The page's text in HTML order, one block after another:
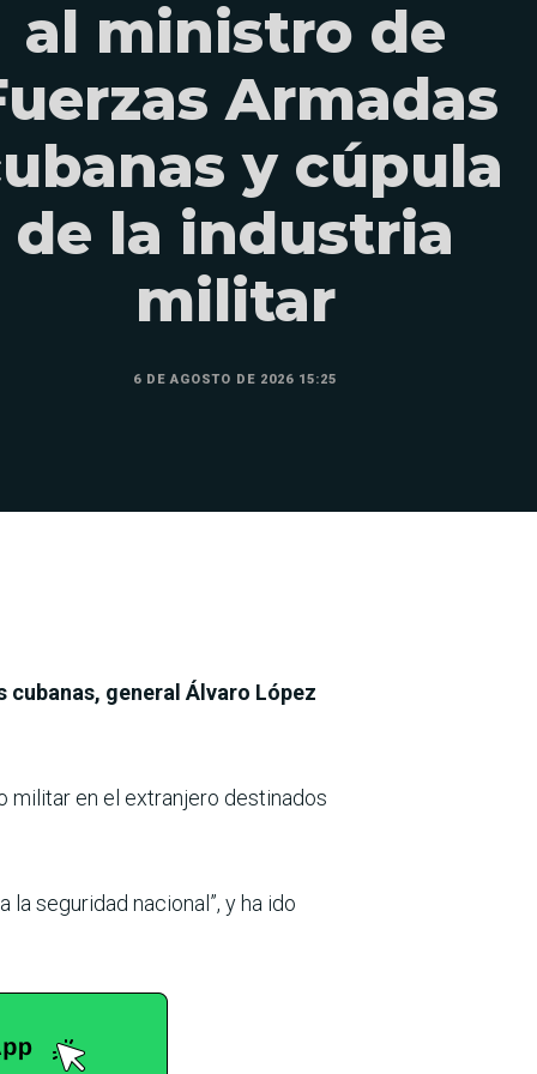
al ministro de
Armadas
y cúpula
de la industria
militar
6 DE AGOSTO DE 2026 15:25
general Álvaro López
militar en el extranjero destinados
la seguridad nacional”, y ha ido